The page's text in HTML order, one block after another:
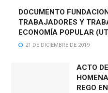
DOCUMENTO
TRABAJADORES Y
ECONOMÍA POPULAR
21 DE DICIEMBRE DE 2019
ACTO
REGO